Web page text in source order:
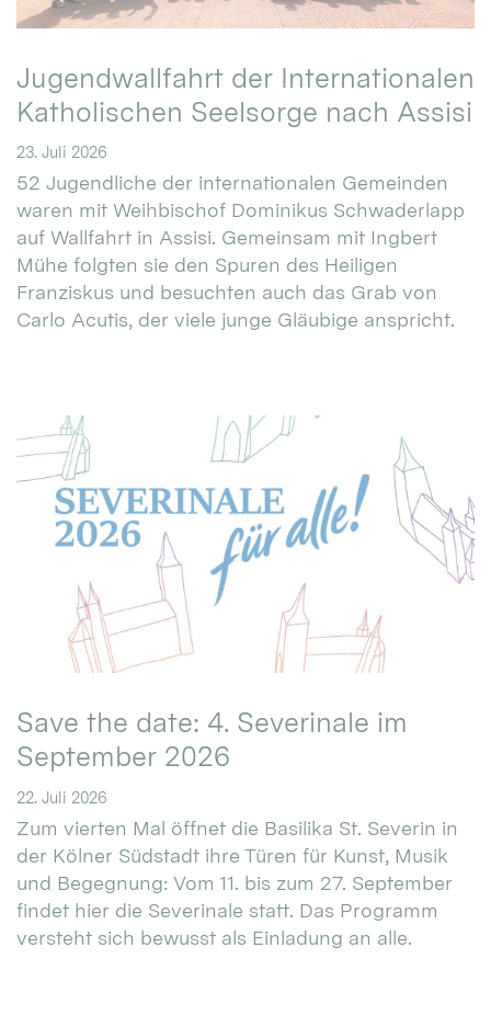
Jugendwallfahrt der Internationalen
Katholischen Seelsorge nach Assisi
23. Juli 2026
52 Jugendliche der internationalen Gemeinden
waren mit Weihbischof Dominikus Schwaderlapp
auf Wallfahrt in Assisi. Gemeinsam mit Ingbert
Mühe folgten sie den Spuren des Heiligen
Franziskus und besuchten auch das Grab von
Carlo Acutis, der viele junge Gläubige anspricht.
Save the date: 4. Severinale im
September 2026
22. Juli 2026
Zum vierten Mal öffnet die Basilika St. Severin in
der Kölner Südstadt ihre Türen für Kunst, Musik
und Begegnung: Vom 11. bis zum 27. September
findet hier die Severinale statt. Das Programm
versteht sich bewusst als Einladung an alle.